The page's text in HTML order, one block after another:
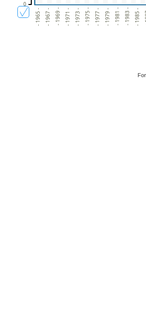
- 1965 - - 1967 - - 1969 - - 1971 - - 1973 - - 1975 - - 1977 - - 1979 - - 1981 - - 1983 - - 1985 - -
0